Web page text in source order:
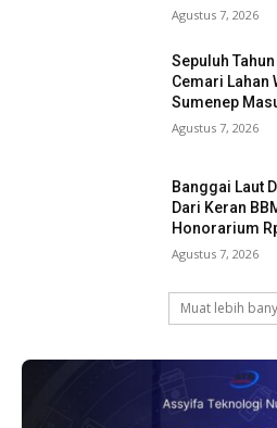
Agustus 7, 2026
Sepuluh
Cemari Lahan
Sumenep
Agustus 7, 2026
Banggai Laut
Dari Keran
Honorarium
Agustus 7, 2026
Muat lebih